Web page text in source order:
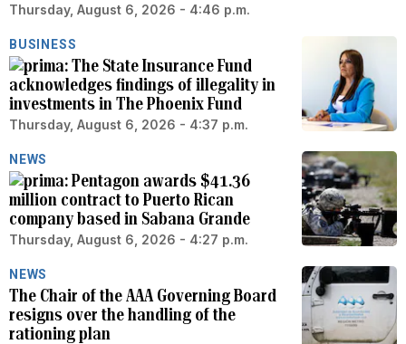
Thursday, August 6, 2026 - 4:46 p.m.
BUSINESS
The State Insurance Fund
acknowledges findings of illegality in
investments in The Phoenix Fund
Thursday, August 6, 2026 - 4:37 p.m.
NEWS
Pentagon awards $41.36
million contract to Puerto Rican
company based in Sabana Grande
Thursday, August 6, 2026 - 4:27 p.m.
NEWS
The Chair of the AAA Governing Board
resigns over the handling of the
rationing plan